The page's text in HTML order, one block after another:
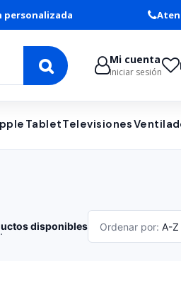
personalizada
Mi cuenta
Iniciar sesión
TabletTelevisiones
disponibles Ordenar por: A-Z